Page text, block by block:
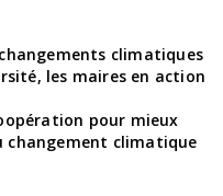
climatiques
les maires en action
pour mieux
changement climatique